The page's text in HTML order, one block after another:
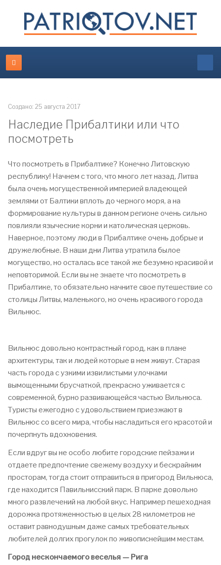
Создано: 25 августа 2017
Наследие Прибалтики или что
посмотреть
Что посмотреть в Прибалтике? Конечно Литовскую
республику! Начнем с того, что много лет назад, Литва
была очень могущественной империей владеющей
землями от Балтики вплоть до черного моря, а на
формирование культуры в данном регионе очень сильно
повлияли языческие корни и католическая церковь.
Наверное, поэтому люди в Прибалтике очень добрые и
дружелюбные. В наши дни Литва утратила былое
могущество, но осталась все такой же безумно красивой и
неповторимой. Если вы не знаете что посмотреть в
Прибалтике, то обязательно начните свое путешествие со
столицы Литвы, маленького, но очень красивого города
Вильнюс.
Вильнюс довольно контрастный город, как в плане
архитектуры, так и людей которые в нем живут. Старая
часть города с узкими извилистыми улочками
вымощенными брусчаткой, прекрасно уживается с
современной, бурно развивающейся частью Вильнюса.
Туристы ежегодно с удовольствием приезжают в
Вильнюс со всего мира, чтобы насладиться его красотой и
почерпнуть вдохновения.
Если вдруг вы не особо любите городские пейзажи и
отдаете предпочтение свежему воздуху и бескрайним
просторам, тогда стоит отправиться в пригород Вильнюса,
где находится Павильнисский парк. В парке довольно
много развлечений на любой вкус. Например пешеходная
дорожка протяженностью в целых 28 километров не
оставит равнодушным даже самых требовательных
любителей долгих прогулок по живописнейшим местам.
Город нескончаемого веселья — Рига